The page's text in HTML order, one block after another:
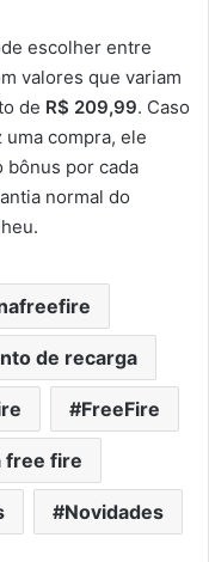
escolher entre
valores que variam
de R$ 209,99. Caso
compra, ele
bônus por cada
normal do
de recarga
FreeFire
free fire
Novidades